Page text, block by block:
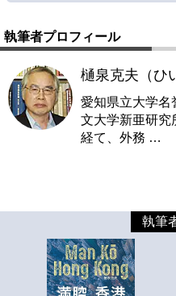
執筆者プロフィール
樋泉克夫（ひ
愛知県立大学名
文大学新亜研究
経て、外務 …
執筆